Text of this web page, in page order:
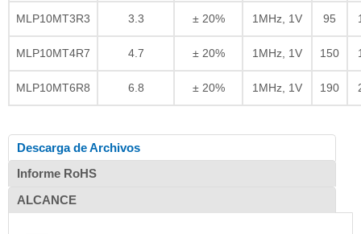
MLP10MT3R3 3.3 ± 20% 1MHz, 1V 95
MLP10MT4R7 4.7 ± 20% 1MHz, 1V 150
MLP10MT6R8 6.8 ± 20% 1MHz, 1V 190
Descarga de Archivos
Informe RoHS
ALCANCE